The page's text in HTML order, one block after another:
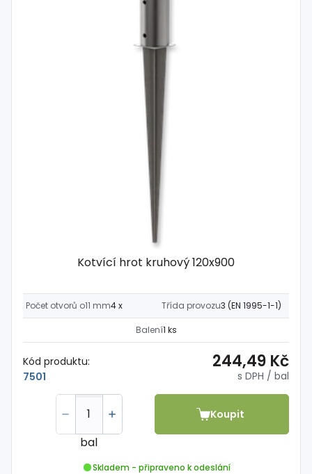
Kotvící hrot kruhový 120x900
Počet otvorů o11 mm4 x Třída provozu3 (EN 1995-1-1)
Balení1 ks
Kód produktu:
7501
244,49 Kč
s DPH / bal
bal
Koupit
Skladem - připraveno k odeslání